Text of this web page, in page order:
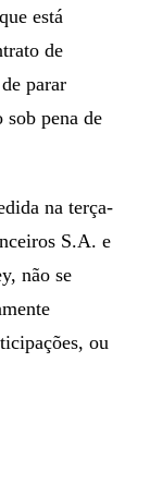
está
de
parar
sob pena de
na terça-
S.A. e
não se
ou